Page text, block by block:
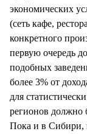
экономических
(сеть кафе,
конкретного
первую очередь
подобных
более 3% от
для
регионов должно
Пока и в Сибири,